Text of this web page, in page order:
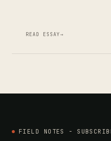
READ ESSAY→
FIELD NOTES -